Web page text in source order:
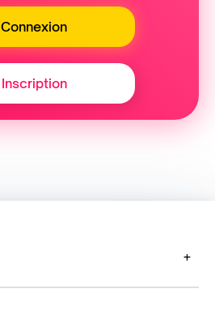
Connexion
Inscription
+